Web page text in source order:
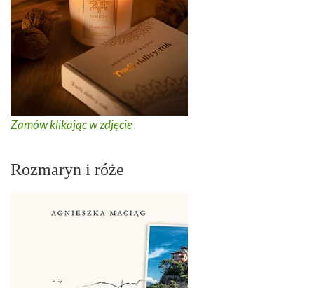
Zamów klikając w zdjęcie
Rozmaryn i róże